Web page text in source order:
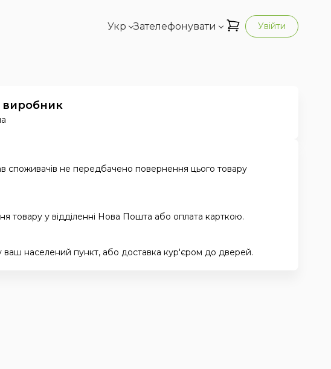
Укр Зателефонувати Увійти
виробник
споживачів не передбачено повернення цього товару
товару у відділенні Нова Пошта або оплата карткою.
населений пункт, або доставка кур'єром до дверей.